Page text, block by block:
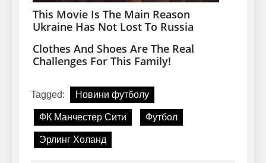
Tagged: Новини футболу
ФК Манчестер Сити Футбол
Эрлинг Холанд